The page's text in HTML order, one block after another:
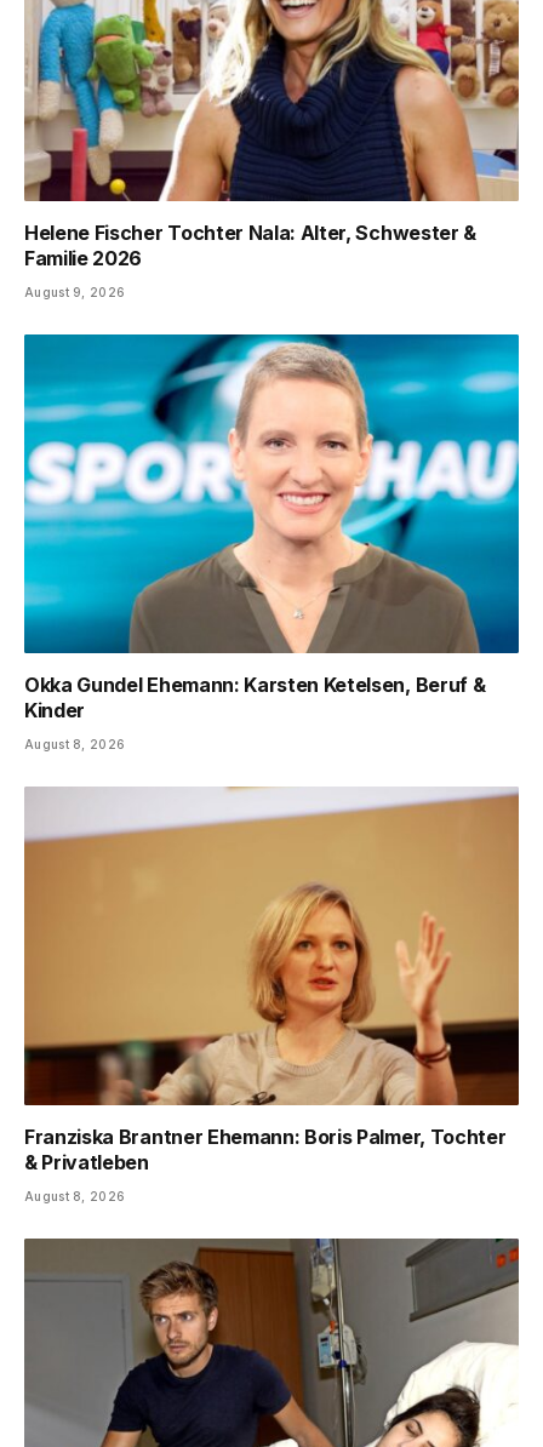
Helene Fischer Tochter Nala: Alter, Schwester &
Familie 2026
August 9, 2026
Okka Gundel Ehemann: Karsten Ketelsen, Beruf &
Kinder
August 8, 2026
Franziska Brantner Ehemann: Boris Palmer, Tochter
& Privatleben
August 8, 2026